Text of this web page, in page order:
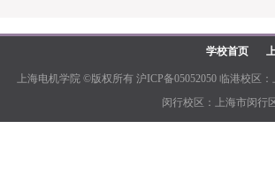
学校首页
上海电机学院 ©版权所有 沪ICP备05052050 临港校区
闵行校区：上海市闵行